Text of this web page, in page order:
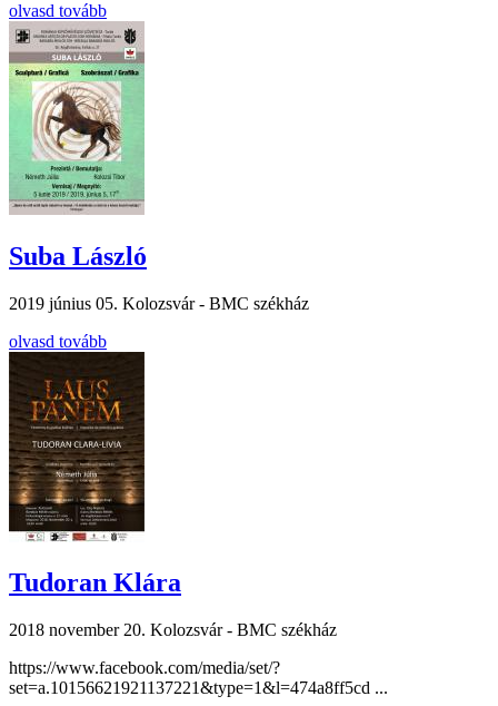
olvasd tovább
Suba László
2019 június 05. Kolozsvár - BMC székház
olvasd tovább
Tudoran Klára
2018 november 20. Kolozsvár - BMC székház
https://www.facebook.com/media/set/?
set=a.10156621921137221&type=1&l=474a8ff5cd ...